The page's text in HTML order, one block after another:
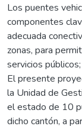
Los puentes
componentes
adecuada
zonas, para
servicios
El presente
la Unidad de
el estado de 10
dicho cantón, a